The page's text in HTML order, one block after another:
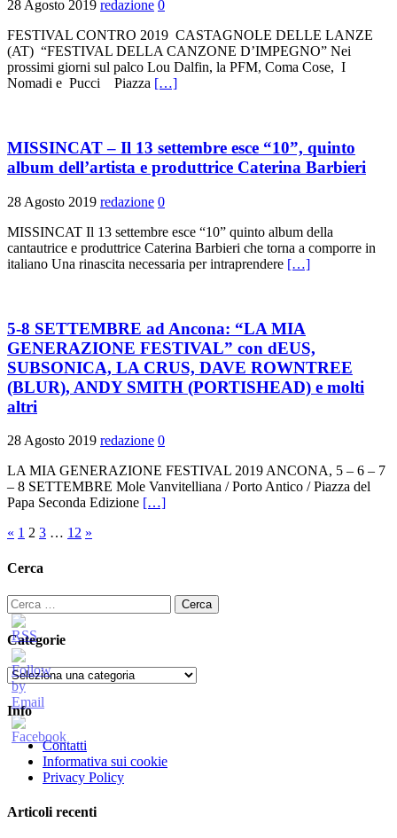
28 Agosto 2019 redazione 0
FESTIVAL CONTRO 2019 CASTAGNOLE DELLE LANZE
(AT) “FESTIVAL DELLA CANZONE D’IMPEGNO” Nei
prossimi giorni sul palco Lou Dalfin, la PFM, Coma Cose, I
Nomadi e Pucci Piazza […]
MISSINCAT – Il 13 settembre esce “10”, quinto
album dell’artista e produttrice Caterina Barbieri
28 Agosto 2019 redazione 0
MISSINCAT Il 13 settembre esce “10” quinto album della
cantautrice e produttrice Caterina Barbieri che torna a comporre in
italiano Una rinascita necessaria per intraprendere […]
5-8 SETTEMBRE ad Ancona: “LA MIA
GENERAZIONE FESTIVAL” con dEUS,
SUBSONICA, LA CRUS, DAVE ROWNTREE
(BLUR), ANDY SMITH (PORTISHEAD) e molti
altri
28 Agosto 2019 redazione 0
LA MIA GENERAZIONE FESTIVAL 2019 ANCONA, 5 – 6 – 7
– 8 SETTEMBRE Mole Vanvitelliana / Porto Antico / Piazza del
Papa Seconda Edizione […]
Paginazione
degli
« 1 2 3 … 12 »
Cerca
Ricerca
per:
Categorie
Categorie
Info
Contatti
Informativa sui cookie
Privacy Policy
Articoli recenti